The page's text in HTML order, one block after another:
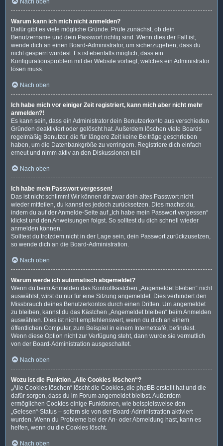
Nach oben
Warum kann ich mich nicht anmelden?
Dafür gibt es viele mögliche Gründe. Prüfe zunächst, ob dein
Benutzername und dein Passwort richtig sind. Wenn dies der Fall ist,
wende dich an einen Board-Administrator, um sicherzugehen, dass du
nicht gesperrt wurdest. Es ist ebenfalls möglich, dass ein
Konfigurationsproblem mit der Website vorliegt, welches ein Administrator
lösen muss.
Nach oben
Ich habe mich vor einiger Zeit registriert, kann mich aber nicht mehr
anmelden?!
Es kann sein, dass ein Administrator dein Benutzerkonto aus verschieden
Gründen deaktiviert oder gelöscht hat. Außerdem löschen viele Boards
regelmäßig Benutzer, die für längere Zeit keine Beiträge geschrieben
haben, um die Datenbankgröße zu verringern. Registriere dich einfach
erneut und nimm aktiv an den Diskussionen teil!
Nach oben
Ich habe mein Passwort vergessen!
Das ist nicht schlimm! Wir können dir zwar dein altes Passwort nicht
wieder mitteilen, du kannst es jedoch zurücksetzen. Dies machst du,
indem du auf der Anmelde-Seite auf „Ich habe mein Passwort vergessen“
klickst und den Anweisungen folgst. So solltest du dich schnell wieder
anmelden können.
Solltest du trotzdem nicht in der Lage sein, dein Passwort zurückzusetzen,
so wende dich an die Board-Administration.
Nach oben
Warum werde ich automatisch abgemeldet?
Wenn du beim Anmelden das Kontrollkästchen „Angemeldet bleiben“ nicht
auswählst, wirst du nur für eine Sitzung angemeldet. Dies verhindert den
Missbrauch deines Benutzerkontos durch einen Dritten. Um angemeldet
zu bleiben, kannst du das Kästchen „Angemeldet bleiben“ beim Anmelden
auswählen. Dies ist nicht empfehlenswert, wenn du dich an einem
öffentlichen Computer, zum Beispiel in einem Internetcafé, befindest.
Wenn diese Option nicht zur Verfügung steht, dann wurde sie vermutlich
von der Board-Administration ausgeschaltet.
Nach oben
Wozu ist die Funktion „Alle Cookies löschen“?
„Alle Cookies löschen“ löscht die Cookies, die phpBB erstellt hat und die
dafür sorgen, dass du im Forum angemeldet bleibst. Außerdem
ermöglichen Cookies einige Funktionen, wie beispielsweise den
„Gelesen“-Status – sofern sie von der Board-Administration aktiviert
wurden. Wenn du Probleme bei der An- oder Abmeldung hast, kann es
helfen, wenn du die Cookies löscht.
Nach oben